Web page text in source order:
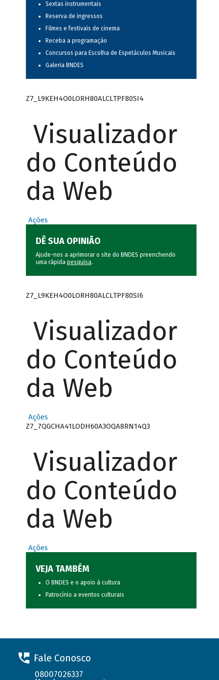
Sextas instrumentais
Reserva de ingressos
Filmes e festivais de cinema
Receba a programação
Concursos para Escolha de Espetáculos Musicais
Galeria BNDES
Z7_L9KEH4O0LORH80ALCLTPF80SI4
Visualizador
do Conteúdo
da Web
Ações
DÊ SUA OPINIÃO
Ajude-nos a aprimorar o site do BNDES preenchendo
uma rápida pesquisa.
Z7_L9KEH4O0LORH80ALCLTPF80SI6
Visualizador
do Conteúdo
da Web
Ações
Z7_7QGCHA41LODH60A3OQA8RN14Q3
Visualizador
do Conteúdo
da Web
Ações
VEJA TAMBÉM
O BNDES e o apoio à cultura
Patrocínio a eventos culturais
Fale Conosco
08007026337